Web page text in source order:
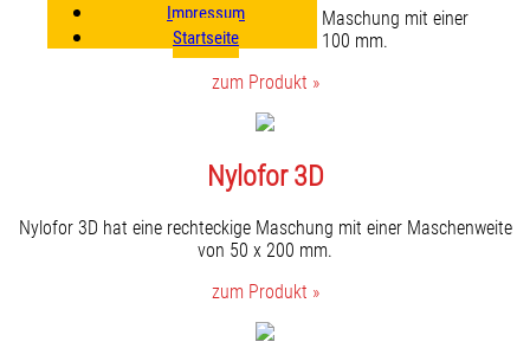
Impressum
Startseite
Rondofor 3DL hat eine rechteckige Maschung mit einer
Maschenweite von 55 x 100 mm.
zum Produkt »
Nylofor 3D
Nylofor 3D hat eine rechteckige Maschung mit einer Maschenweite
von 50 x 200 mm.
zum Produkt »